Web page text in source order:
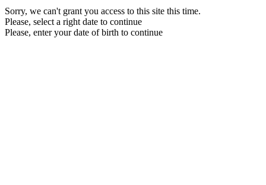
Sorry, we can't grant you access to this site this time.
Please, select a right date to continue
Please, enter your date of birth to continue